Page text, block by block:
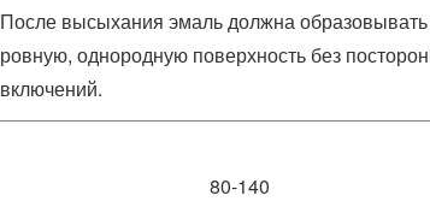
После высыхания эмаль должна образовывать
ровную, однородную поверхность без
включений.
80-140